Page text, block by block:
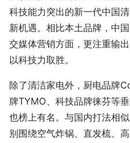
科技能力突出的新一代中国
新机遇。相比本土品牌，中
交媒体营销方面，更注重输
以科技力取胜。
除了清洁家电外，厨电品牌
牌TYMO、科技品牌徕芬等
也榜上有名。与国内打法相
别围绕空气炸锅、直发梳、